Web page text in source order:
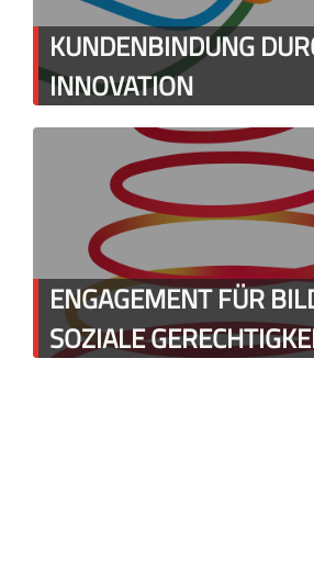
KUNDENBINDUNG
INNOVATION
ENGAGEMENT FÜR
SOZIALE